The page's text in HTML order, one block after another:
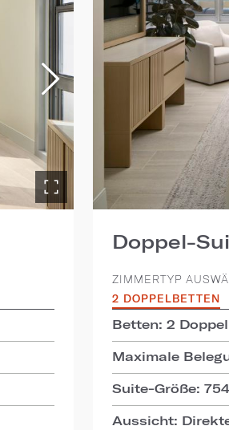
Doppel-
ZIMMERTYP
2 DOPPELBETTEN
Betten: 2
Maximale
Suite-Größe:
Aussicht: